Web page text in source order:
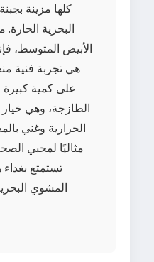
كلها مزينة
البحرية
الأبيض المتوسط،
هي تجربة فنية
على كمية
الطازجة، وهي
الحرارية وغني
مثاليًا لمحبي
تستمتع
المشوي